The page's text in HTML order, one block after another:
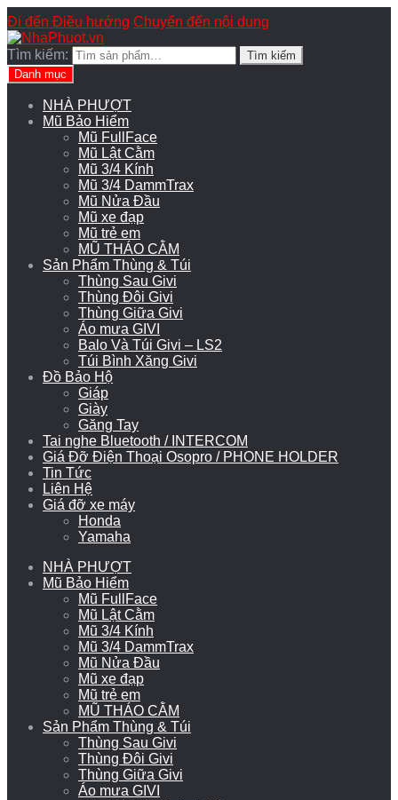
Đi đến Điều hướng Chuyển đến nội dung
Tìm kiếm:
Tìm kiếm
Danh mục
NHÀ PHƯỢT
Mũ Bảo Hiểm
Mũ FullFace
Mũ Lật Cằm
Mũ 3/4 Kính
Mũ 3/4 DammTrax
Mũ Nửa Đầu
Mũ xe đạp
Mũ trẻ em
MŨ THÁO CẰM
Sản Phẩm Thùng & Túi
Thùng Sau Givi
Thùng Đôi Givi
Thùng Giữa Givi
Áo mưa GIVI
Balo Và Túi Givi – LS2
Túi Bình Xăng Givi
Đồ Bảo Hộ
Giáp
Giày
Găng Tay
Tai nghe Bluetooth / INTERCOM
Giá Đỡ Điện Thoại Osopro / PHONE HOLDER
Tin Tức
Liên Hệ
Giá đỡ xe máy
Honda
Yamaha
NHÀ PHƯỢT
Mũ Bảo Hiểm
Mũ FullFace
Mũ Lật Cằm
Mũ 3/4 Kính
Mũ 3/4 DammTrax
Mũ Nửa Đầu
Mũ xe đạp
Mũ trẻ em
MŨ THÁO CẰM
Sản Phẩm Thùng & Túi
Thùng Sau Givi
Thùng Đôi Givi
Thùng Giữa Givi
Áo mưa GIVI